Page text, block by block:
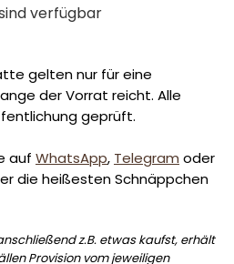
verfügbar
gelten nur für eine
der Vorrat reicht. Alle
geprüft.
auf WhatsApp, Telegram oder
die heißesten Schnäppchen
z.B. etwas kaufst, erhält
Provision vom jeweiligen